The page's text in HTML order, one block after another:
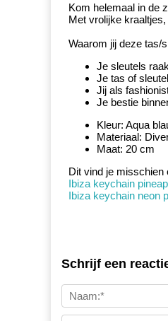
Kom helemaal in de
Met vrolijke
Waarom jij deze tas/
Je sleutels
Je tas of
Jij als
Je bestie
Kleur: Aqua
Materiaal:
Maat: 20 cm
Dit vind je misschien
Ibiza keychain
Ibiza keychain neon
Schrijf een